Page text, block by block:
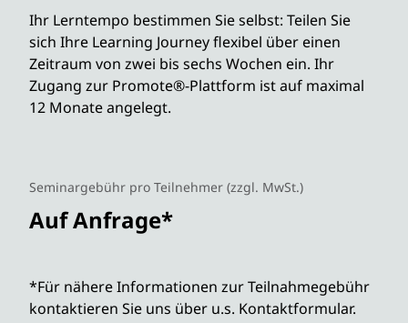
Ihr Lerntempo bestimmen Sie selbst: Teilen Sie
sich Ihre Learning Journey flexibel über einen
Zeitraum von zwei bis sechs Wochen ein. Ihr
Zugang zur Promote®-Plattform ist auf maximal
12 Monate angelegt.
Seminargebühr pro Teilnehmer (zzgl. MwSt.)
Auf Anfrage*
*Für nähere Informationen zur Teilnahmegebühr
kontaktieren Sie uns über u.s. Kontaktformular.